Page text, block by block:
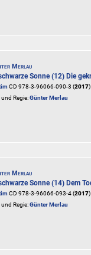
Merlau
Sonne (12) Die
CD 978-3-96066-090-3 (2017)
Regie:Günter Merlau
Merlau
Sonne (14) Dem
CD 978-3-96066-093-4 (2017)
Regie:Günter Merlau